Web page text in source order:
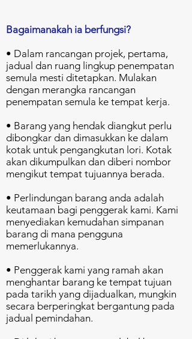
Bagaimanakah ia berfungsi?
• Dalam rancangan projek, pertama,
jadual dan ruang lingkup penempatan
semula mesti ditetapkan. Mulakan
dengan merangka rancangan
penempatan semula ke tempat kerja.
• Barang yang hendak diangkut perlu
dibongkar dan dimasukkan ke dalam
kotak untuk pengangkutan lori. Kotak
akan dikumpulkan dan diberi nombor
mengikut tempat tujuannya berada.
• Perlindungan barang anda adalah
keutamaan bagi penggerak kami. Kami
menyediakan kemudahan simpanan
barang di mana pengguna
memerlukannya.
• Penggerak kami yang ramah akan
menghantar barang ke tempat tujuan
pada tarikh yang dijadualkan, mungkin
secara berperingkat bergantung pada
jadual pemindahan.